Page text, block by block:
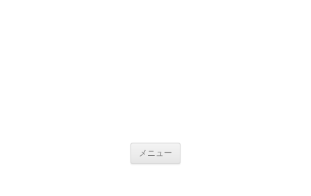
メニュー コンテンツへ移動